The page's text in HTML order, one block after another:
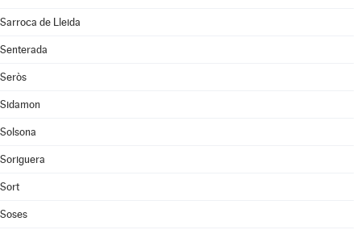
Sarroca de Lleida
Senterada
Seròs
Sidamon
Solsona
Soriguera
Sort
Soses